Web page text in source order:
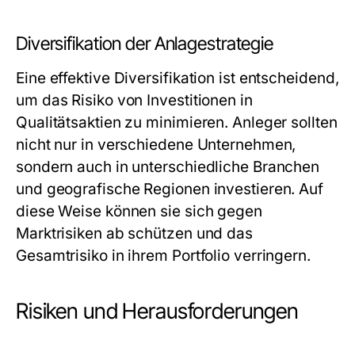
Diversifikation der Anlagestrategie
Eine effektive Diversifikation ist entscheidend,
um das Risiko von Investitionen in
Qualitätsaktien zu minimieren. Anleger sollten
nicht nur in verschiedene Unternehmen,
sondern auch in unterschiedliche Branchen
und geografische Regionen investieren. Auf
diese Weise können sie sich gegen
Marktrisiken ab schützen und das
Gesamtrisiko in ihrem Portfolio verringern.
Risiken und Herausforderungen